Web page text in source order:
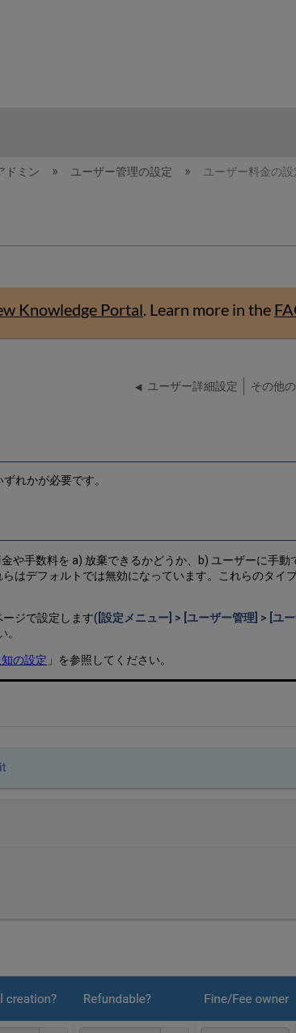
ドミン ユーザー管理の設定 ユーザー料金の設
Knowledge Portal. Learn more in the
ユーザー詳細設定 その他
れかが必要です。
手数料を a) 放棄できるかどうか、b) ユーザーに手
はデフォルトでは無効になっています。これらのタイ
ジで設定します([設定メニュー] > [ユーザー管理] > [ユ
。
の設定 」を参照してください。